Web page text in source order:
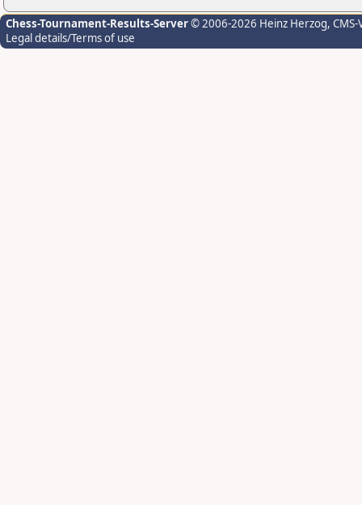
Chess-Tournament-Results-Server© 2006-2026 Heinz Herzog,
Legal details/Terms of use